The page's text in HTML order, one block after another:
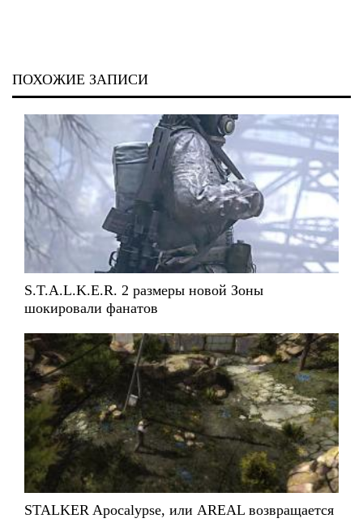
ПОХОЖИЕ ЗАПИСИ
S.T.A.L.K.E.R. 2 размеры новой Зоны
шокировали фанатов
STALKER Apocalypse, или AREAL возвращается